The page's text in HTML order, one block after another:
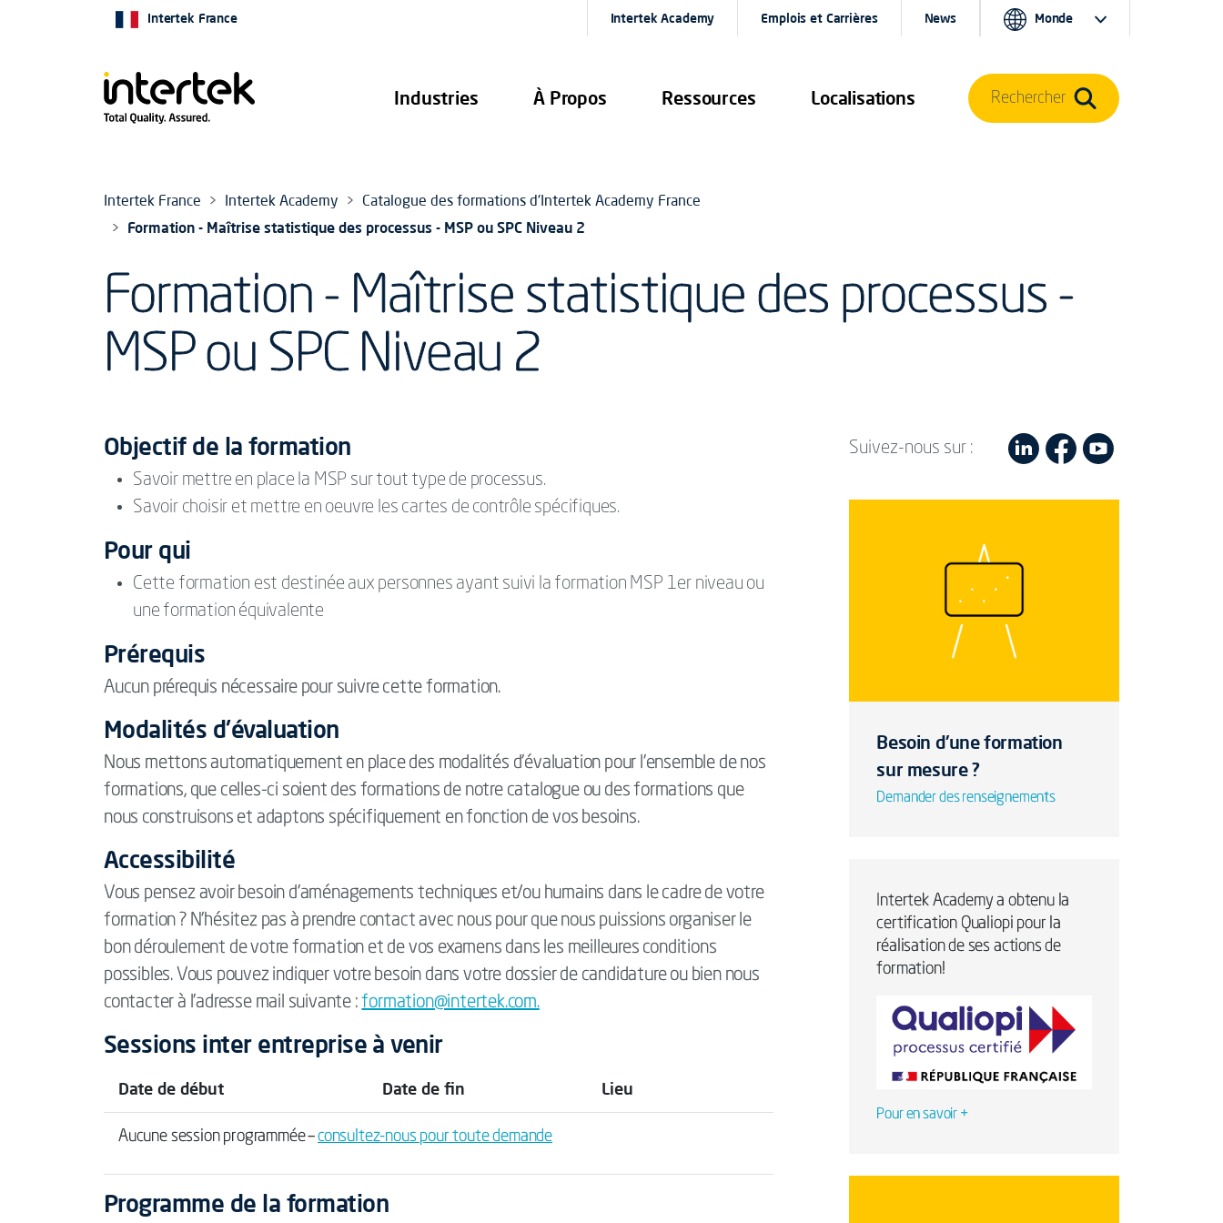
Industries À Propos Ressources Localisations
Intertek France Intertek Academy Emplois et Carrières News Monde
Rechercher
Intertek France Intertek Academy
Catalogue des formations d'Intertek Academy France
Formation - Maîtrise statistique des processus - MSP ou SPC Niveau 2
Formation - Maîtrise statistique des processus -
MSP ou SPC Niveau 2
Objectif de la formation
Savoir mettre en place la MSP sur tout type de processus.
Savoir choisir et mettre en oeuvre les cartes de contrôle spécifiques.
Pour qui
Cette formation est destinée aux personnes ayant suivi la formation MSP 1er niveau ou
une formation équivalente
Prérequis
Aucun prérequis nécessaire pour suivre cette formation.
Modalités d'évaluation
Nous mettons automatiquement en place des modalités d’évaluation pour l’ensemble de nos
formations, que celles-ci soient des formations de notre catalogue ou des formations que
nous construisons et adaptons spécifiquement en fonction de vos besoins.
Accessibilité
Vous pensez avoir besoin d'aménagements techniques et/ou humains dans le cadre de votre
formation ? N’hésitez pas à prendre contact avec nous pour que nous puissions organiser le
bon déroulement de votre formation et de vos examens dans les meilleures conditions
possibles. Vous pouvez indiquer votre besoin dans votre dossier de candidature ou bien nous
contacter à l'adresse mail suivante :formation@intertek.com.
Sessions inter entreprise à venir
Date de début Date de fin Lieu
Aucune session programmée –consultez-nous pour toute demande
Programme de la formation
Suivez-nous sur :
Besoin d'une formation
sur mesure ?
Demander des renseignements
Intertek Academy a obtenu la
certification Qualiopi pour la
réalisation de ses actions de
formation!
Pour en savoir +